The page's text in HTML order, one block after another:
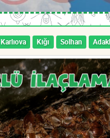
Karlıova Kiğı Solhan